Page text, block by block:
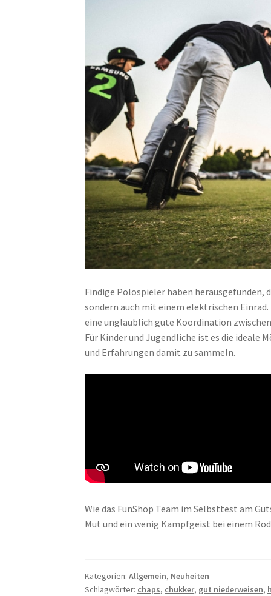
Findige Polospieler haben herausgefunden,
sondern auch mit einem elektrischen
eine unglaublich gute Koordination
Für Kinder und Jugendliche ist es die ideale
und Erfahrungen damit zu sammeln.
Wie das FunShop Team im Selbsttest am
Mut und ein wenig Kampfgeist bei einem
Kategorien:Allgemein, Neuheiten
Schlagwörter: chaps, chukker, gut niederweisen,